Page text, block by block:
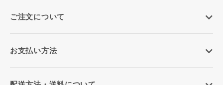
ご注文について
お支払い方法